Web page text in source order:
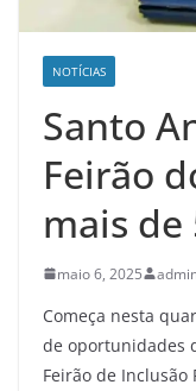
NOTÍCIAS
Santo
Feirão
mais de
maio 6, 2025
Começa nesta
de oportunidades
Feirão de Inclusão